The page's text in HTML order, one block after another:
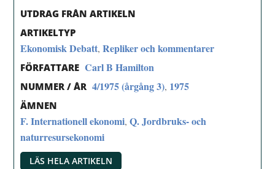
UTDRAG FRÅN ARTIKELN
ARTIKELTYP
Ekonomisk Debatt,Repliker och kommentarer
FÖRFATTARE Carl B Hamilton
NUMMER / ÅR 4/1975 (årgång 3), 1975
ÄMNEN
F. Internationell ekonomi,Q. Jordbruks- och
naturresursekonomi
LÄS HELA ARTIKELN